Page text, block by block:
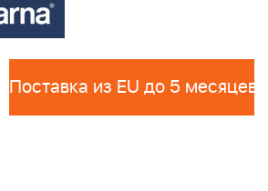
Поставка из EU до 5 месяцев